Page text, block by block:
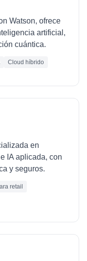
Watson, ofrece
artificial,
cuántica.
Cloud híbrido
en
IA aplicada, con
y seguros.
retail